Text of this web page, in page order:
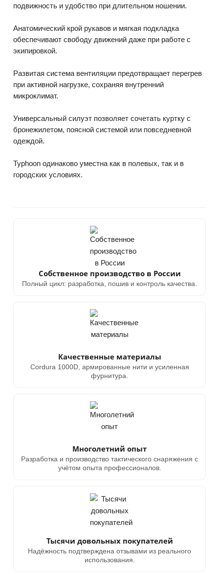
подвижность и удобство при длительном ношении.
Анатомический крой рукавов и мягкая подкладка
обеспечивают свободу движений даже при работе с
экипировкой.
Развитая система вентиляции предотвращает перегрев
при активной нагрузке, сохраняя внутренний
микроклимат.
Универсальный силуэт позволяет сочетать куртку с
бронежилетом, поясной системой или повседневной
одеждой.
Typhoon одинаково уместна как в полевых, так и в
городских условиях.
Собственное производство в России
Полный цикл: разработка, пошив и контроль качества.
Качественные материалы
Cordura 1000D, армированные нити и усиленная
фурнитура.
Многолетний опыт
Разработка и производство тактического снаряжения с
учётом опыта профессионалов.
Тысячи довольных покупателей
Надёжность подтверждена отзывами из реального
использования.